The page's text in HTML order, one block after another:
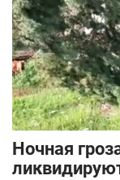
Ночная